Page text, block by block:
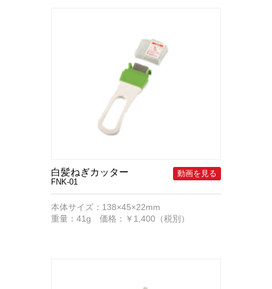
白髪ねぎカッター
FNK-01
本体サイズ：138×45×22mm
重量：41g 価格：￥1,400（税別）